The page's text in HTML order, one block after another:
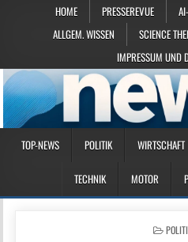
HOME PRESSEREVUE
ALLGEM. WISSEN
SCIENCE
IMPRESSUM UND
TOP-NEWS POLITIK WIRTSCHAFT
TECHNIK MOTOR